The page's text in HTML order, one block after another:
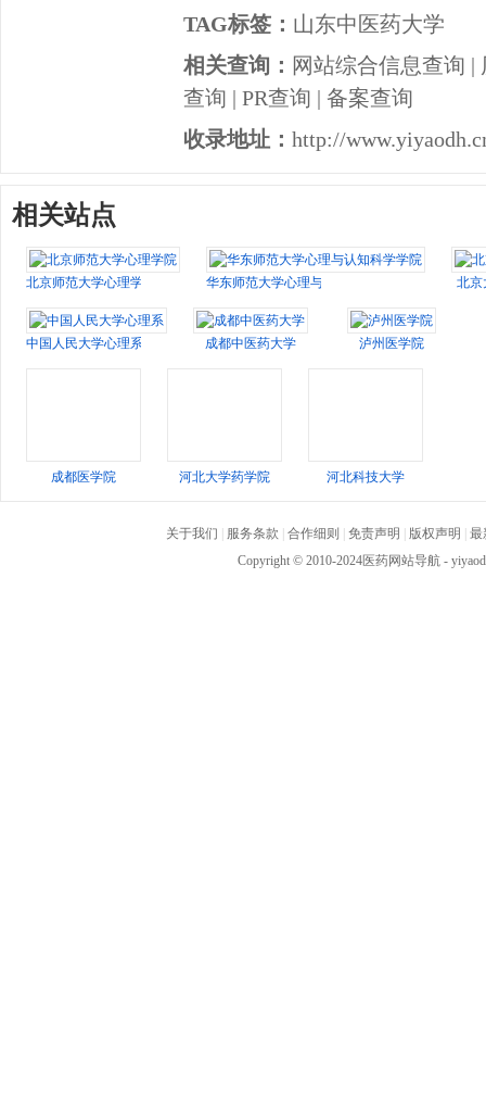
TAG标签： 山东中医药大学
相关查询： 网站综合信息查询 |
查询 | PR查询 | 备案查询
收录地址： http://
相关站点
北京师范大学心理学院 华东师范大学心理与认知科学学院 北京
中国人民大学心理系 成都中医药大学 泸州医学院
成都医学院 河北大学药学院 河北科技大学
关于我们 服务条款 合作细则 免责声明 版权声明
最
Copyright © 2010-2024医药网站导航-